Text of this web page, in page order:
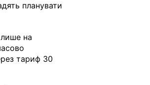
планувати
на
тариф 30